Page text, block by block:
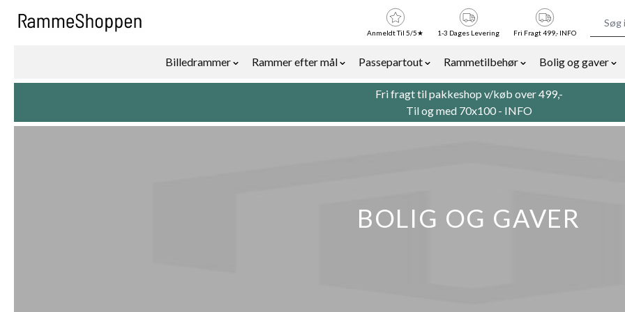
Billedrammer
Rammer efter mål
Passepartout
Rammetilbehør
Bolig og gaver
Anmeldt Til 5/5★ 1-3 Dages Levering Fri Fragt 499,- INFO
Fri fragt til pakkeshop v/køb over 499,-
Til og med 70x100 - INFO
BOLIG OG GAVER